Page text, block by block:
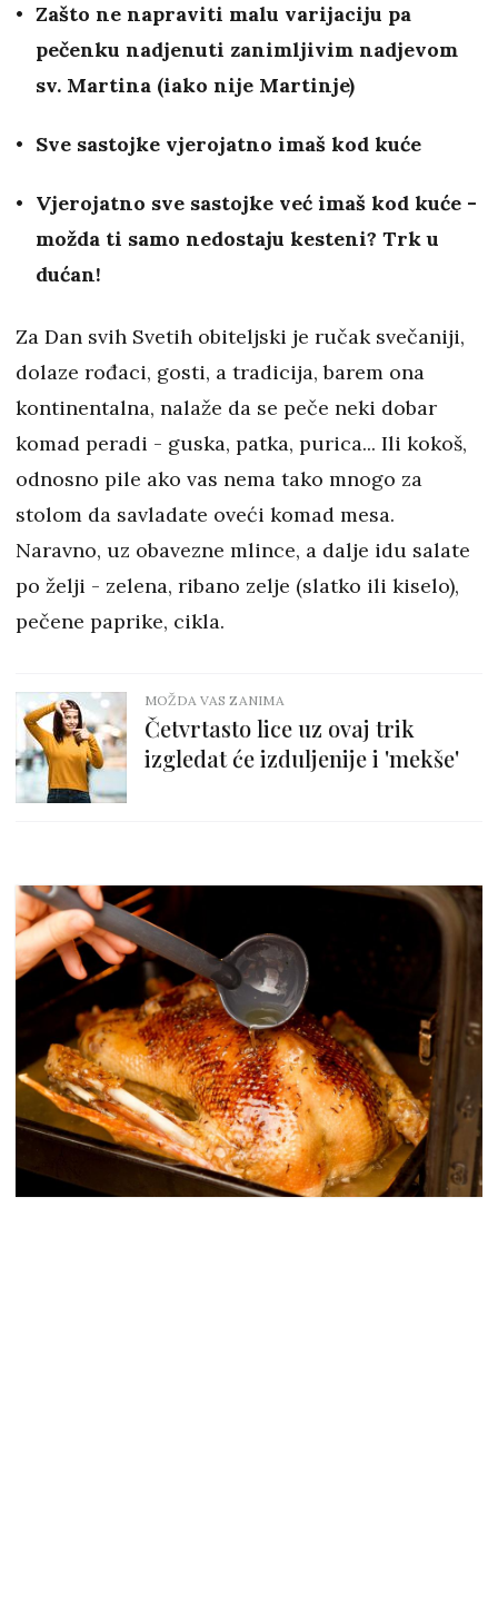
Zašto ne napraviti malu varijaciju pa
pečenku nadjenuti zanimljivim nadjevom
sv. Martina (iako nije Martinje)
Sve sastojke vjerojatno imaš kod kuće
Vjerojatno sve sastojke već imaš kod kuće -
možda ti samo nedostaju kesteni? Trk u
dućan!
Za Dan svih Svetih obiteljski je ručak svečaniji,
dolaze rođaci, gosti, a tradicija, barem ona
kontinentalna, nalaže da se peče neki dobar
komad peradi - guska, patka, purica... Ili kokoš,
odnosno pile ako vas nema tako mnogo za
stolom da savladate oveći komad mesa.
Naravno, uz obavezne mlince, a dalje idu salate
po želji - zelena, ribano zelje (slatko ili kiselo),
pečene paprike, cikla.
MOŽDA VAS ZANIMA
Četvrtasto lice uz ovaj trik
izgledat će izduljenije i 'mekše'